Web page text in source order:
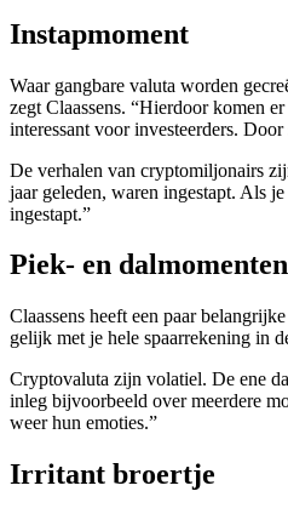
Instapmoment
Waar gangbare valuta worden
zegt Claassens. “Hierdoor komen
interessant voor investeerders.
De verhalen van cryptomiljonairs
jaar geleden, waren ingestapt. Als
ingestapt.”
Piek- en dalmomenten
Claassens heeft een paar
gelijk met je hele spaarrekening in
Cryptovaluta zijn volatiel. De ene
inleg bijvoorbeeld over meerdere
weer hun emoties.”
Irritant broertje